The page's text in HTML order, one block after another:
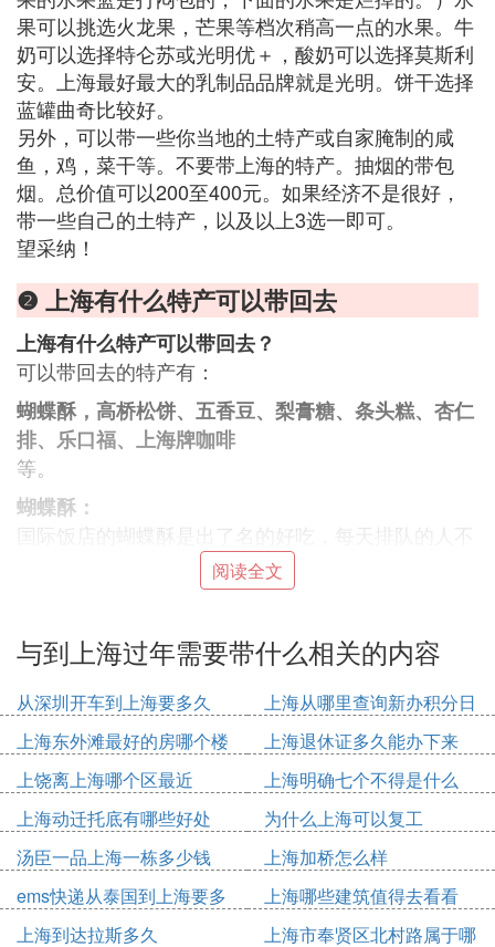
果可以挑选火龙果，芒果等档次稍高一点的水果。牛
奶可以选择特仑苏或光明优＋，酸奶可以选择莫斯利
安。上海最好最大的乳制品品牌就是光明。饼干选择
蓝罐曲奇比较好。
另外，可以带一些你当地的土特产或自家腌制的咸
鱼，鸡，菜干等。不要带上海的特产。抽烟的带包
烟。总价值可以200至400元。如果经济不是很好，
带一些自己的土特产，以及以上3选一即可。
望采纳！
❷ 上海有什么特产可以带回去
上海有什么特产可以带回去？
可以带回去的特产有：
蝴蝶酥，高桥松饼、五香豆、梨膏糖、条头糕、杏仁
排、乐口福、上海牌咖啡
等。
蝴蝶酥：
国际饭店的蝴蝶酥是出了名的好吃，每天排队的人不
计其数。松香酥脆，甜而不腻，一口咬下去，舌尖的
甜味伴着奶香就化开于唇齿之间。
高桥松饼是高桥镇四大名点，因其入口酥松而得名。
而不腻，甜且适口，是名副其实的上海特产。
五香豆：
五香豆又称“奶油五香豆”，是由上海城隍庙“郭记兴隆
五香豆店”首创。选用嘉定产“三白”蚕豆，添加茴香、
陈皮、桂皮、等配料烧制，使蚕豆口感软中带硬，咸
中带甜。
梨膏糖：
相传已有1300多年历史的梨膏糖，是上海的传统名
阅读全文
与到上海过年需要带什么相关的内容
从深圳开车到上海要多久
上海从哪里查询新办积分日
期
上海东外滩最好的房哪个楼
上海退休证多久能办下来
上饶离上海哪个区最近
上海明确七个不得是什么
上海动迁托底有哪些好处
为什么上海可以复工
汤臣一品上海一栋多少钱
上海加桥怎么样
ems快递从泰国到上海要多
久
上海哪些建筑值得去看看
上海到达拉斯多久
上海市奉贤区北村路属于哪